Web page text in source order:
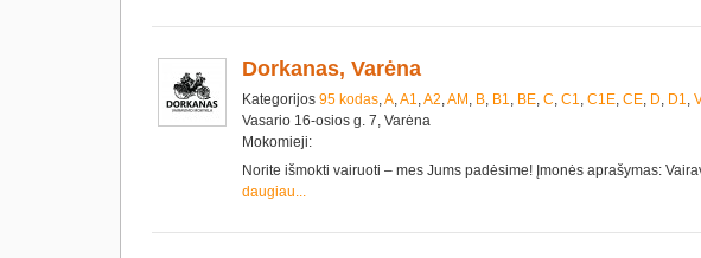
Dorkanas, Varėna
Kategorijos 95 kodas,A,A1,A2,AM , B, B1, BE, C, C1, C1E, CE, D, D1,
Vasario 16-osios g. 7, Varėna
Mokomieji:
Norite išmokti vairuoti – mes Jums padėsime! Įmonės aprašymas:
daugiau...